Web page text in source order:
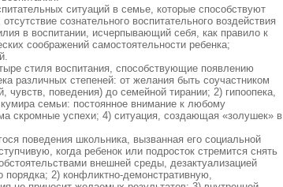
ситуаций в семье, которые способствуют
сознательного воспитательного воздействия
в воспитании, исчерпывающий себя, как правило к
соображений самостоятельности ребенка;
стиля воспитания, способствующие появлению
различных степеней: от желания быть соучастником
чувств, поведения) до семейной тирании; 2) гипоопека,
семьи: постоянное внимание к любому
скромные успехи; 4) ситуация, создающая «золушек» в
поведения школьника, вызванная его социальной
когда ребенок или подросток стремится снять
внешней среды, дезактуализацией
порядка; 2) конфликтно-демонстративную,